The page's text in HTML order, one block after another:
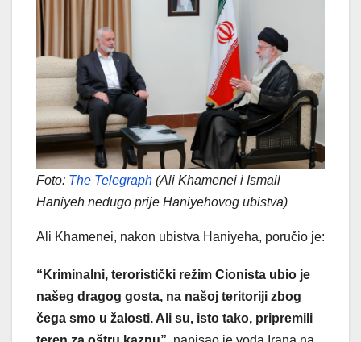
Foto: The Telegraph (Ali Khamenei i Ismail
Haniyeh nedugo prije Haniyehovog ubistva)
Ali Khamenei, nakon ubistva Haniyeha, poručio je:
“Kriminalni, teroristički režim Cionista ubio je
našeg dragog gosta, na našoj teritoriji zbog
čega smo u žalosti. Ali su, isto tako, pripremili